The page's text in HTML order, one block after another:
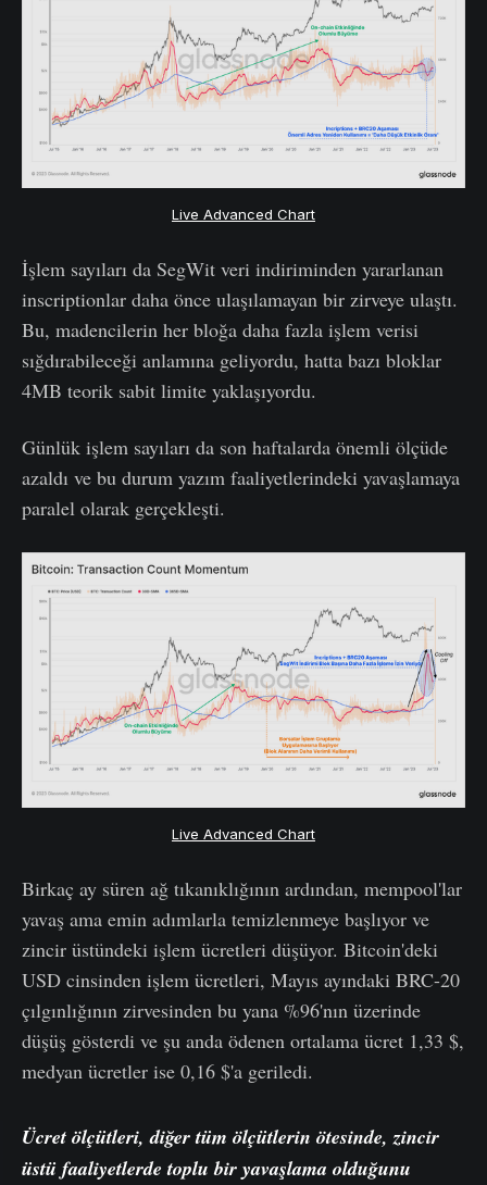
Live Advanced Chart
İşlem sayıları da SegWit veri indiriminden yararlanan
inscriptionlar daha önce ulaşılamayan bir zirveye ulaştı.
Bu, madencilerin her bloğa daha fazla işlem verisi
sığdırabileceği anlamına geliyordu, hatta bazı bloklar
4MB teorik sabit limite yaklaşıyordu.
Günlük işlem sayıları da son haftalarda önemli ölçüde
azaldı ve bu durum yazım faaliyetlerindeki yavaşlamaya
paralel olarak gerçekleşti.
Live Advanced Chart
Birkaç ay süren ağ tıkanıklığının ardından, mempool'lar
yavaş ama emin adımlarla temizlenmeye başlıyor ve
zincir üstündeki işlem ücretleri düşüyor. Bitcoin'deki
USD cinsinden işlem ücretleri, Mayıs ayındaki BRC-20
çılgınlığının zirvesinden bu yana %96'nın üzerinde
düşüş gösterdi ve şu anda ödenen ortalama ücret 1,33 $,
medyan ücretler ise 0,16 $'a geriledi.
Ücret ölçütleri, diğer tüm ölçütlerin ötesinde, zincir
üstü faaliyetlerde toplu bir yavaşlama olduğunu